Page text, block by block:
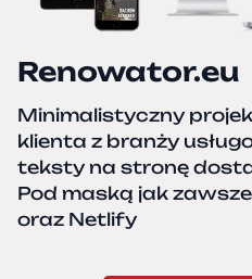
Renowator.eu
Minimalistyczny
klienta z branży
teksty na stronę
Pod maską jak zawsze
oraz Netlify